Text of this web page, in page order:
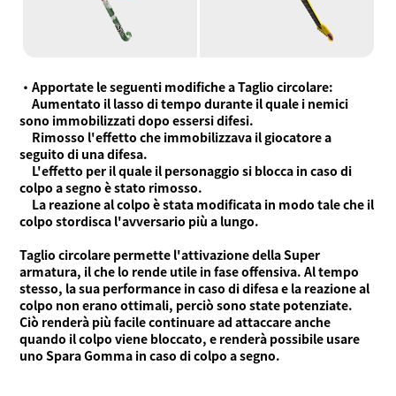
・Apportate le seguenti modifiche a Taglio circolare:
Aumentato il lasso di tempo durante il quale i nemici
sono immobilizzati dopo essersi difesi.
Rimosso l'effetto che immobilizzava il giocatore a
seguito di una difesa.
L'effetto per il quale il personaggio si blocca in caso di
colpo a segno è stato rimosso.
La reazione al colpo è stata modificata in modo tale che il
colpo stordisca l'avversario più a lungo.
Taglio circolare permette l'attivazione della Super
armatura, il che lo rende utile in fase offensiva. Al tempo
stesso, la sua performance in caso di difesa e la reazione al
colpo non erano ottimali, perciò sono state potenziate.
Ciò renderà più facile continuare ad attaccare anche
quando il colpo viene bloccato, e renderà possibile usare
uno Spara Gomma in caso di colpo a segno.